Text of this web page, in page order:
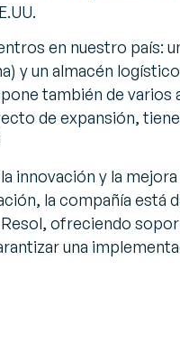
en nuestro país:
y un almacén
también de varios
de expansión,
innovación y la
la compañía está
ofreciendo
una